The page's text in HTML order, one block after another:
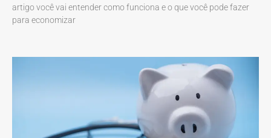
artigo você vai entender como funciona e o que você pode fazer
para economizar